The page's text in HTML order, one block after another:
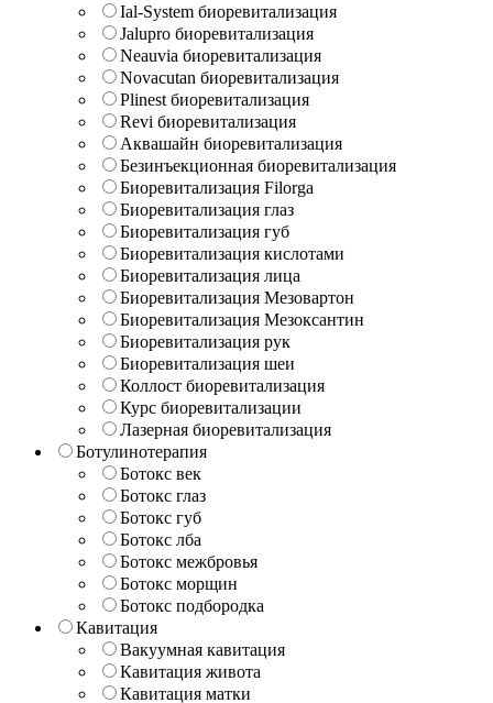
Ial-System биоревитализация
Jalupro биоревитализация
Neauvia биоревитализация
Novacutan биоревитализация
Plinest биоревитализация
Revi биоревитализация
Аквашайн биоревитализация
Безинъекционная биоревитализация
Биоревитализация Filorga
Биоревитализация глаз
Биоревитализация губ
Биоревитализация кислотами
Биоревитализация лица
Биоревитализация Мезовартон
Биоревитализация Мезоксантин
Биоревитализация рук
Биоревитализация шеи
Коллост биоревитализация
Курс биоревитализации
Лазерная биоревитализация
Ботулинотерапия
Ботокс век
Ботокс глаз
Ботокс губ
Ботокс лба
Ботокс межбровья
Ботокс морщин
Ботокс подбородка
Кавитация
Вакуумная кавитация
Кавитация живота
Кавитация матки